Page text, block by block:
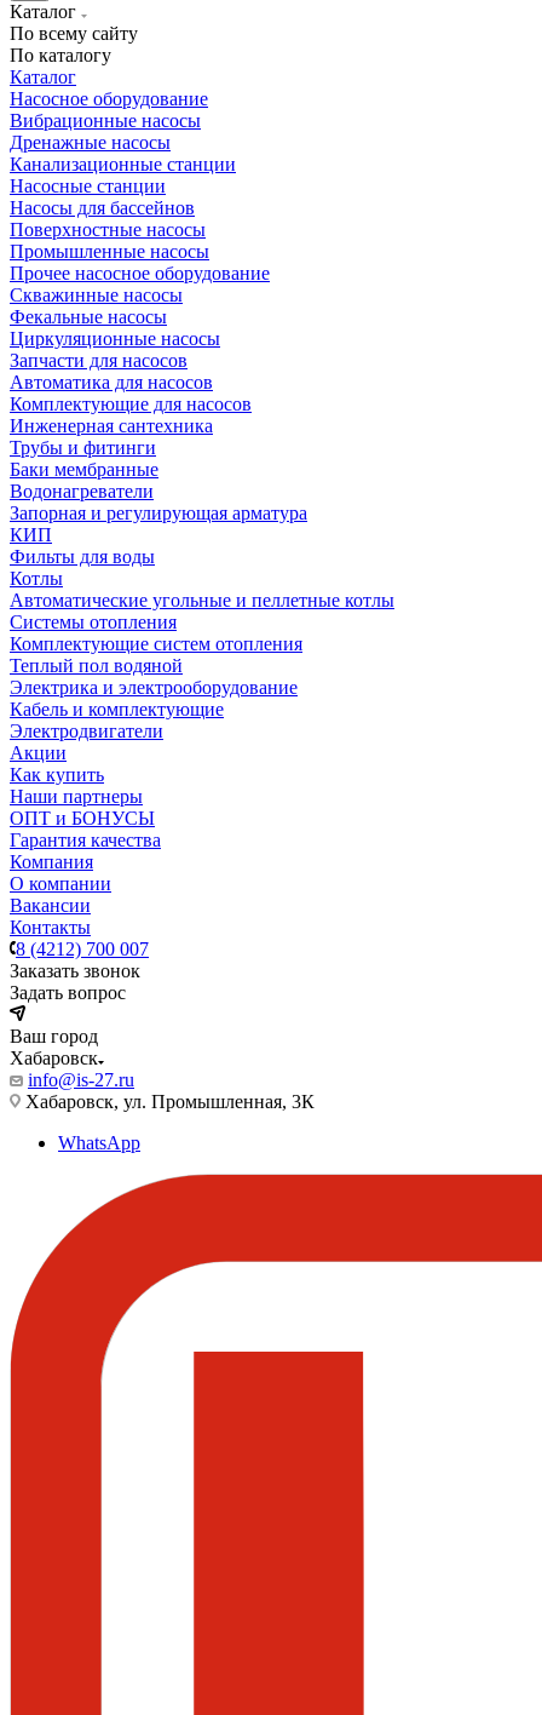
Каталог
По всему сайту
По каталогу
Каталог
Насосное оборудование
Вибрационные насосы
Дренажные насосы
Канализационные станции
Насосные станции
Насосы для бассейнов
Поверхностные насосы
Промышленные насосы
Прочее насосное оборудование
Скважинные насосы
Фекальные насосы
Циркуляционные насосы
Запчасти для насосов
Автоматика для насосов
Комплектующие для насосов
Инженерная сантехника
Трубы и фитинги
Баки мембранные
Водонагреватели
Запорная и регулирующая арматура
КИП
Фильты для воды
Котлы
Автоматические угольные и пеллетные котлы
Системы отопления
Комплектующие систем отопления
Теплый пол водяной
Электрика и электрооборудование
Кабель и комплектующие
Электродвигатели
Акции
Как купить
Наши партнеры
ОПТ и БОНУСЫ
Гарантия качества
Компания
О компании
Вакансии
Контакты
8 (4212) 700 007
Заказать звонок
Задать вопрос
Ваш город
Хабаровск
info@is-27.ru
Хабаровск, ул. Промышленная, 3К
WhatsApp